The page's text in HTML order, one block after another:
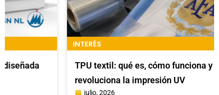
TPU textil: qué es, cómo funciona y por qué
revoluciona la impresión UV